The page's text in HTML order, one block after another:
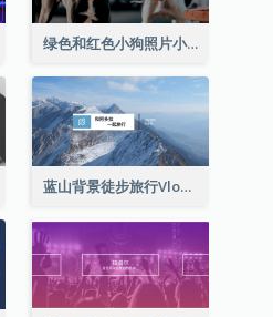
绿色和红色小狗照片小狗影音网志YouTube频道图片
蓝山背景徒步旅行Vlog YouTube频道图片